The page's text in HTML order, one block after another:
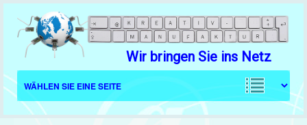
Wir bringen Sie ins Netz